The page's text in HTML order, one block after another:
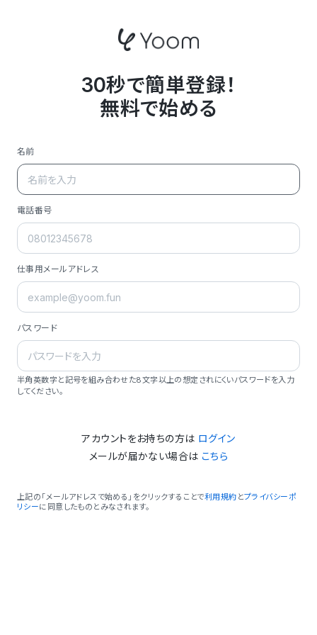
30秒で簡単登録！
無料で始める
名前
電話番号
仕事用メールアドレス
パスワード
半角英数字と記号を組み合わせた8文字以上の想定されにくいパスワードを入力
してください。
アカウントをお持ちの方は ログイン
メールが届かない場合は こちら
上記の「メールアドレスで始める」をクリックすることで利用規約 とプライバシーポ
リシーに同意したものとみなされます。